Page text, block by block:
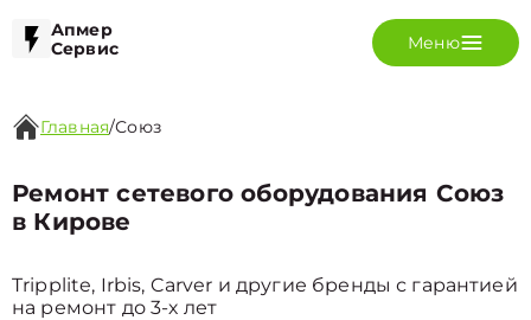
Апмер
Сервис
Меню
Главная/Союз
Ремонт сетевого оборудования Союз
в Кирове
Tripplite, Irbis, Carver и другие бренды с гарантией
на ремонт до 3-х лет